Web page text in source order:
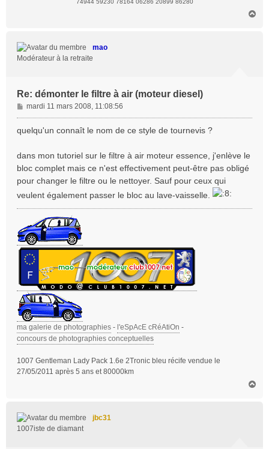
74944 59230 78164 06286 20899 86280
mao
Modérateur à la retraite
Re: démonter le filtre à air (moteur diesel)
M
e
s
g
e
mardi 11 mars 2008, 11:08:56
quelqu'un connaît le nom de ce style de tournevis ?
dans mon tutoriel sur le filtre à air moteur essence, j'enlève le
bloc complet mais ce n'est effectivement peut-être pas obligé
pour changer le filtre ou le nettoyer. Sauf pour ceux qui
veulent également passer le bloc au lave-vaisselle.
ma galerie de photographies - l'eSpAcE cRéAtiOn -
concours de photographies conceptuelles
1007 Gentleman Lady Pack 1.6e 2Tronic bleu récife vendue le
27/05/2011 après 5 ans et 80000km
jbc31
1007iste de diamant